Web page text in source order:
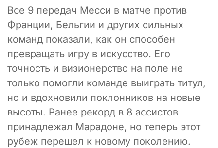
Все 9 передач Месси в матче против
Франции, Бельгии и других сильных
команд показали, как он способен
превращать игру в искусство. Его
точность и визионерство на поле не
только помогли команде выиграть титул,
но и вдохновили поклонников на новые
высоты. Ранее рекорд в 8 ассистов
принадлежал Марадоне, но теперь этот
рубеж перешел к новому поколению.